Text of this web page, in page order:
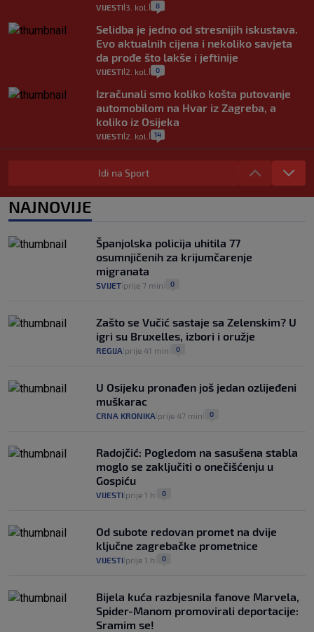
VIJESTI 3. kol. 8
Selidba je jedno od stresnijih iskustava.
Evo aktualnih cijena i nekoliko savjeta
da prođe što lakše i jeftinije
VIJESTI 2. kol. 0
Izračunali smo koliko košta putovanje
automobilom na Hvar iz Zagreba, a
koliko iz Osijeka
VIJESTI 2. kol. 14
"Kći je otišla na more, a zaboravila
zdravstvenu iskaznicu". Kakva su prava
pacijenata izvan mjesta prebivališta?
VIJESTI 1. kol. 1
junaci naših priča budu oni koji pomažu,
a ne oni koji su pobijedili nekoga"
VIJESTI 30. srp. 2
Idi na Sport
NAJNOVIJE
Španjolska policija uhitila 77
osumnjičenih za krijumčarenje
migranata
SVIJET prije 7 min 0
Zašto se Vučić sastaje sa Zelenskim? U
igri su Bruxelles, izbori i oružje
REGIJA prije 41 min 0
U Osijeku pronađen još jedan ozlijeđeni
muškarac
CRNA KRONIKA prije 47 min 0
Radojčić: Pogledom na sasušena stabla
moglo se zaključiti o onečišćenju u
Gospiću
VIJESTI prije 1 h 0
Od subote redovan promet na dvije
ključne zagrebačke prometnice
VIJESTI prije 1 h 0
Bijela kuća razbjesnila fanove Marvela,
Spider-Manom promovirali deportacije:
Sramim se!